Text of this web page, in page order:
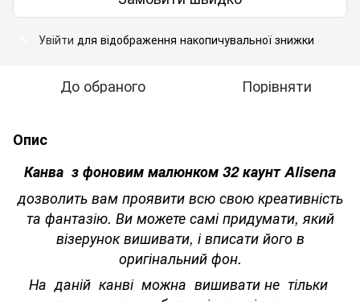
Увійти для відображення накопичувальної знижки
До обраного Порівняти
Опис
Канва з фоновим малюнком 32 каунт Alisena
дозволить вам проявити всю свою креативність
та фантазію. Ви можете самі придумати, який
візерунок вишивати, і вписати його в
оригінальний фон.
На даній канві можна вишивати не тільки